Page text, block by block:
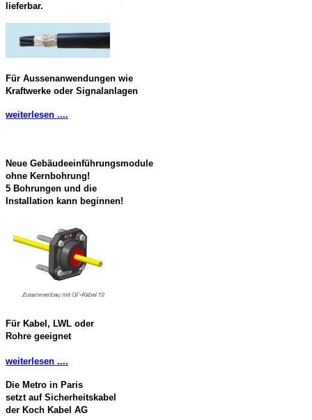
lieferbar.
Für Aussenanwendungen wie
Kraftwerke oder Signalanlagen
weiterlesen ....
Neue Gebäudeeinführungsmodule
ohne Kernbohrung!
5 Bohrungen und die
Installation kann beginnen!
Für Kabel, LWL oder
Rohre geeignet
weiterlesen ....
Die Metro in Paris
setzt auf Sicherheitskabel
der Koch Kabel AG